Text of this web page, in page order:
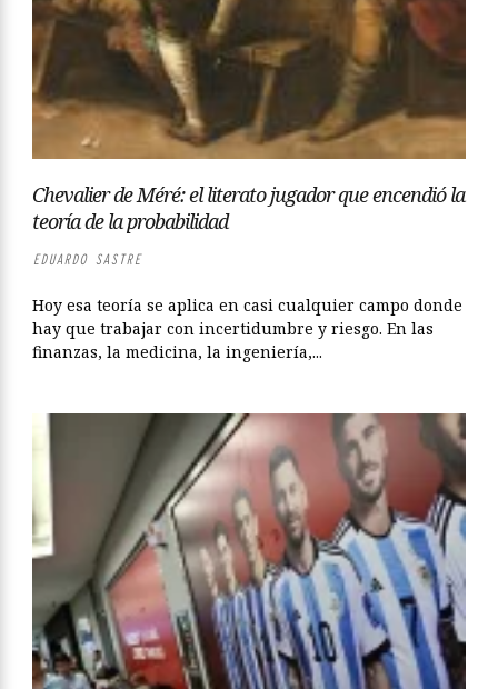
Chevalier de Méré: el literato jugador que encendió la
teoría de la probabilidad
EDUARDO SASTRE
Hoy esa teoría se aplica en casi cualquier campo donde
hay que trabajar con incertidumbre y riesgo. En las
finanzas, la medicina, la ingeniería,...